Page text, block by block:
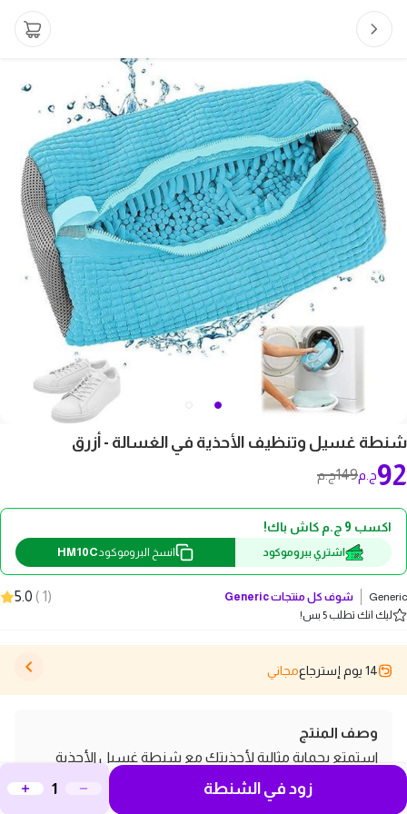
شنطة غسيل وتنظيف الأحذية في الغسالة - أزرق
149ج.م 92ج.م
اكسب 9 ج.م كاش باك!
اشتري ببروموكود انسخ البروموكود HM10C
Generic شوف كل منتجاتGeneric
(
1
)
5.0
ليك انك تطلب 5 بس!
14 يوم إسترجاع مجاني
وصف المنتج
استمتع بحماية مثالية لأحذيتك مع شنطة غسيل الأحذية
المخصصة للغسالة والمجفف. صُممت هذه الشنطة
زود في الشنطة